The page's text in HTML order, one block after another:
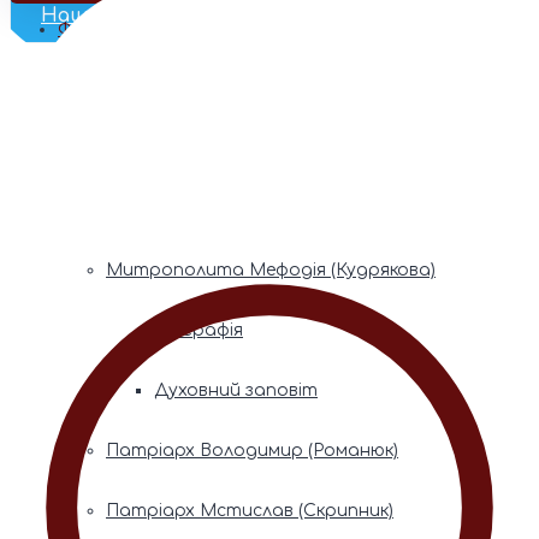
Наш Телеграм
Фонди пам’яті
Митрополита Мефодія (Кудрякова)
Біографія
Духовний заповіт
Патріарх Володимир (Романюк)
Патріарх Мстислав (Скрипник)